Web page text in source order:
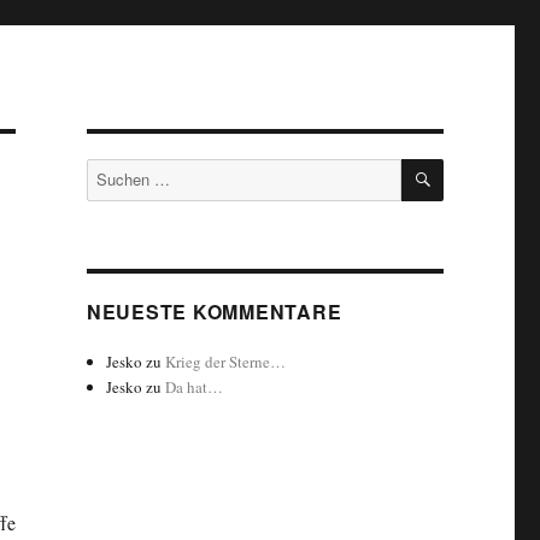
Suchen
nach:
SUCHEN
NEUESTE KOMMENTARE
Jesko zu Krieg der Sterne…
Jesko zuDa hat…